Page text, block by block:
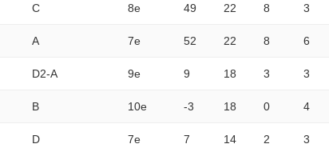
C 8e 49 22 8 3
A 7e 52 22 8 6
D2-A 9e 9 18 3 3
B 10e -3 18 0 4
D 7e 7 14 2 3